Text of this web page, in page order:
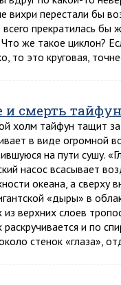
вихри перестали бы
всего прекратилась бы
же такое циклон?
то это круговая,
и смерть
холм тайфун тащит
в виде огромной
на пути сушу.
насос всасывает
океана, а сверху
«дыры» в
из верхних слоев
раскручивается и по
стенок «глаза»,